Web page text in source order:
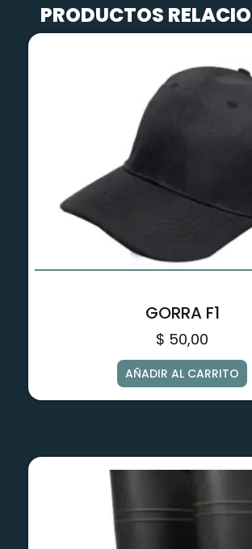
PRODUCTOS
GORRA F1
$ 50,00
AÑADIR AL CARRITO